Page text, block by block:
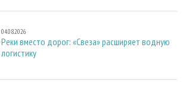
04.08.2026
Реки вместо дорог: «Свеза» расширяет водную
логистику